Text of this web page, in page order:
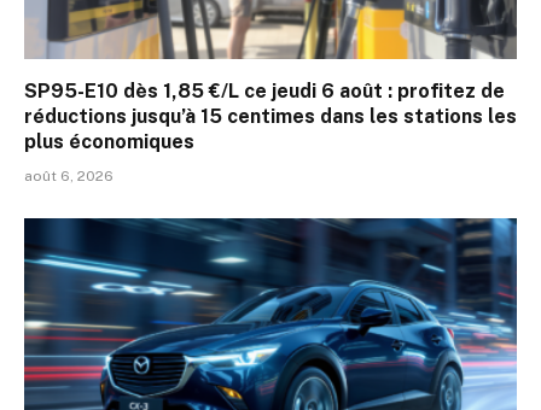
SP95-E10 dès 1,85 €/L ce jeudi 6 août : profitez de
réductions jusqu’à 15 centimes dans les stations les
plus économiques
août 6, 2026